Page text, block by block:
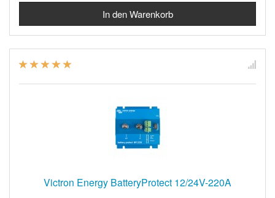
Victron Energy BatteryProtect 12/24V-220A